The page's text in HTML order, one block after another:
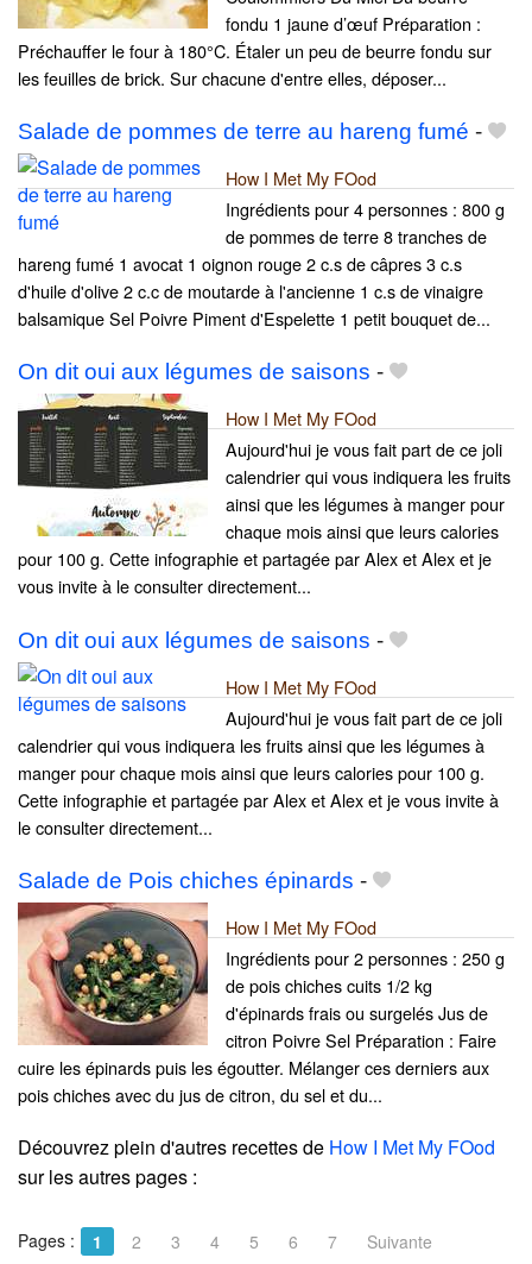
fondu 1 jaune d’œuf Préparation :
Préchauffer le four à 180°C. Étaler un peu de beurre fondu sur
les feuilles de brick. Sur chacune d'entre elles, déposer...
Salade de pommes de terre au hareng fumé -
How I Met My FOod
Ingrédients pour 4 personnes : 800 g
de pommes de terre 8 tranches de
hareng fumé 1 avocat 1 oignon rouge 2 c.s de câpres 3 c.s
d'huile d'olive 2 c.c de moutarde à l'ancienne 1 c.s de vinaigre
balsamique Sel Poivre Piment d'Espelette 1 petit bouquet de...
On dit oui aux légumes de saisons -
How I Met My FOod
Aujourd'hui je vous fait part de ce joli
calendrier qui vous indiquera les fruits
ainsi que les légumes à manger pour
chaque mois ainsi que leurs calories
pour 100 g. Cette infographie et partagée par Alex et Alex et je
vous invite à le consulter directement...
On dit oui aux légumes de saisons -
How I Met My FOod
Aujourd'hui je vous fait part de ce joli
calendrier qui vous indiquera les fruits ainsi que les légumes à
manger pour chaque mois ainsi que leurs calories pour 100 g.
Cette infographie et partagée par Alex et Alex et je vous invite à
le consulter directement...
Salade de Pois chiches épinards -
How I Met My FOod
Ingrédients pour 2 personnes : 250 g
de pois chiches cuits 1/2 kg
d'épinards frais ou surgelés Jus de
citron Poivre Sel Préparation : Faire
cuire les épinards puis les égoutter. Mélanger ces derniers aux
pois chiches avec du jus de citron, du sel et du...
Découvrez plein d'autres recettes de How I Met My FOod
sur les autres pages :
Pages : 1 2 3 4 5 6 7 Suivante